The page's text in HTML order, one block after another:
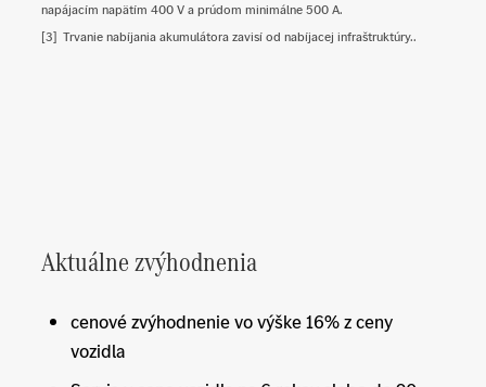
napájacím napätím 400 V a prúdom minimálne 500 A.
[3] Trvanie nabíjania akumulátora zavisí od nabíjacej infraštruktúry..
Aktuálne zvýhodnenia
cenové zvýhodnenie vo výške 16% z ceny
vozidla